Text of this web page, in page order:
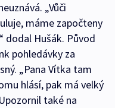
„Vůči
máme započteny
dodal Hušák. Původ
pohledávky za
„Pana Vítka tam
hlásí, pak má velký
také na